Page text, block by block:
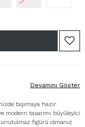
taşımaya hazır
modern tasarımı büyüleyici
figürü olmanız
Devamını Göster